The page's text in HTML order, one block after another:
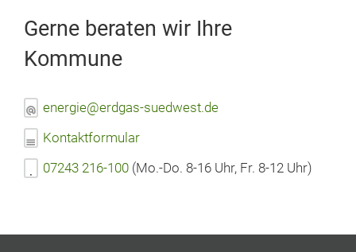
Gerne beraten wir Ihre
Kommune
energie@erdgas-suedwest.de
Kontaktformular
07243 216-100 (Mo.-Do. 8-16 Uhr, Fr. 8-12 Uhr)